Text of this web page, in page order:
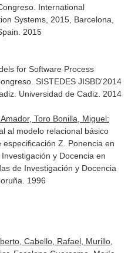
International
Systems, 2015, Barcelona,
2015
for Software Process
SISTEDES JISBD'2014
Universidad de Cadiz. 2014
Toro Bonilla, Miguel:
al modelo relacional básico
Z. Ponencia en
y Docencia en
de Investigación y Docencia
1996
Cabello, Rafael, Murillo,